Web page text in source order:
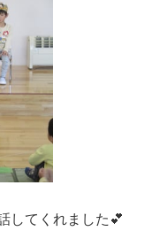
してくれました💕